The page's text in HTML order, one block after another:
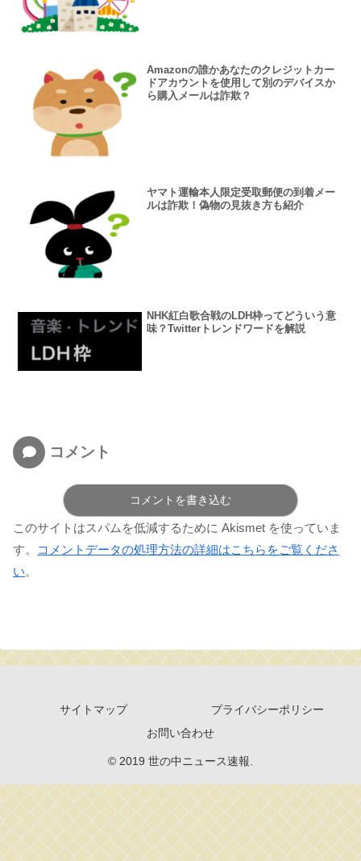
Amazonの誰かあなたのクレジットカー
ドアカウントを使用して別のデバイスか
ら購入メールは詐欺？
ヤマト運輸本人限定受取郵便の到着メー
ルは詐欺！偽物の見抜き方も紹介
NHK紅白歌合戦のLDH枠ってどういう意
味？Twitterトレンドワードを解説
コメント
コメントを書き込む
このサイトはスパムを低減するために Akismet を使っていま
す。
コメントデータの処理方法の詳細はこちらをご覧くださ
い。
サイトマップ
プライバシーポリシー
お問い合わせ
© 2019 世の中ニュース速報.